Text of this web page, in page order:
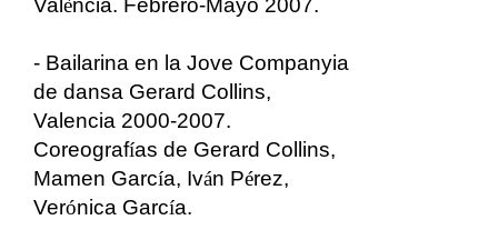
- Bailarina en la Jove Companyia
de dansa Gerard Collins,
Valencia 2000-2007.
Coreografías de Gerard Collins,
Mamen García, Iván Pérez,
Verónica García.